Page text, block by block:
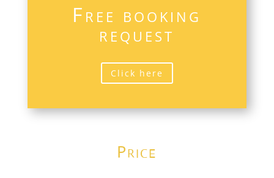
Free booking
request
Click here
Price